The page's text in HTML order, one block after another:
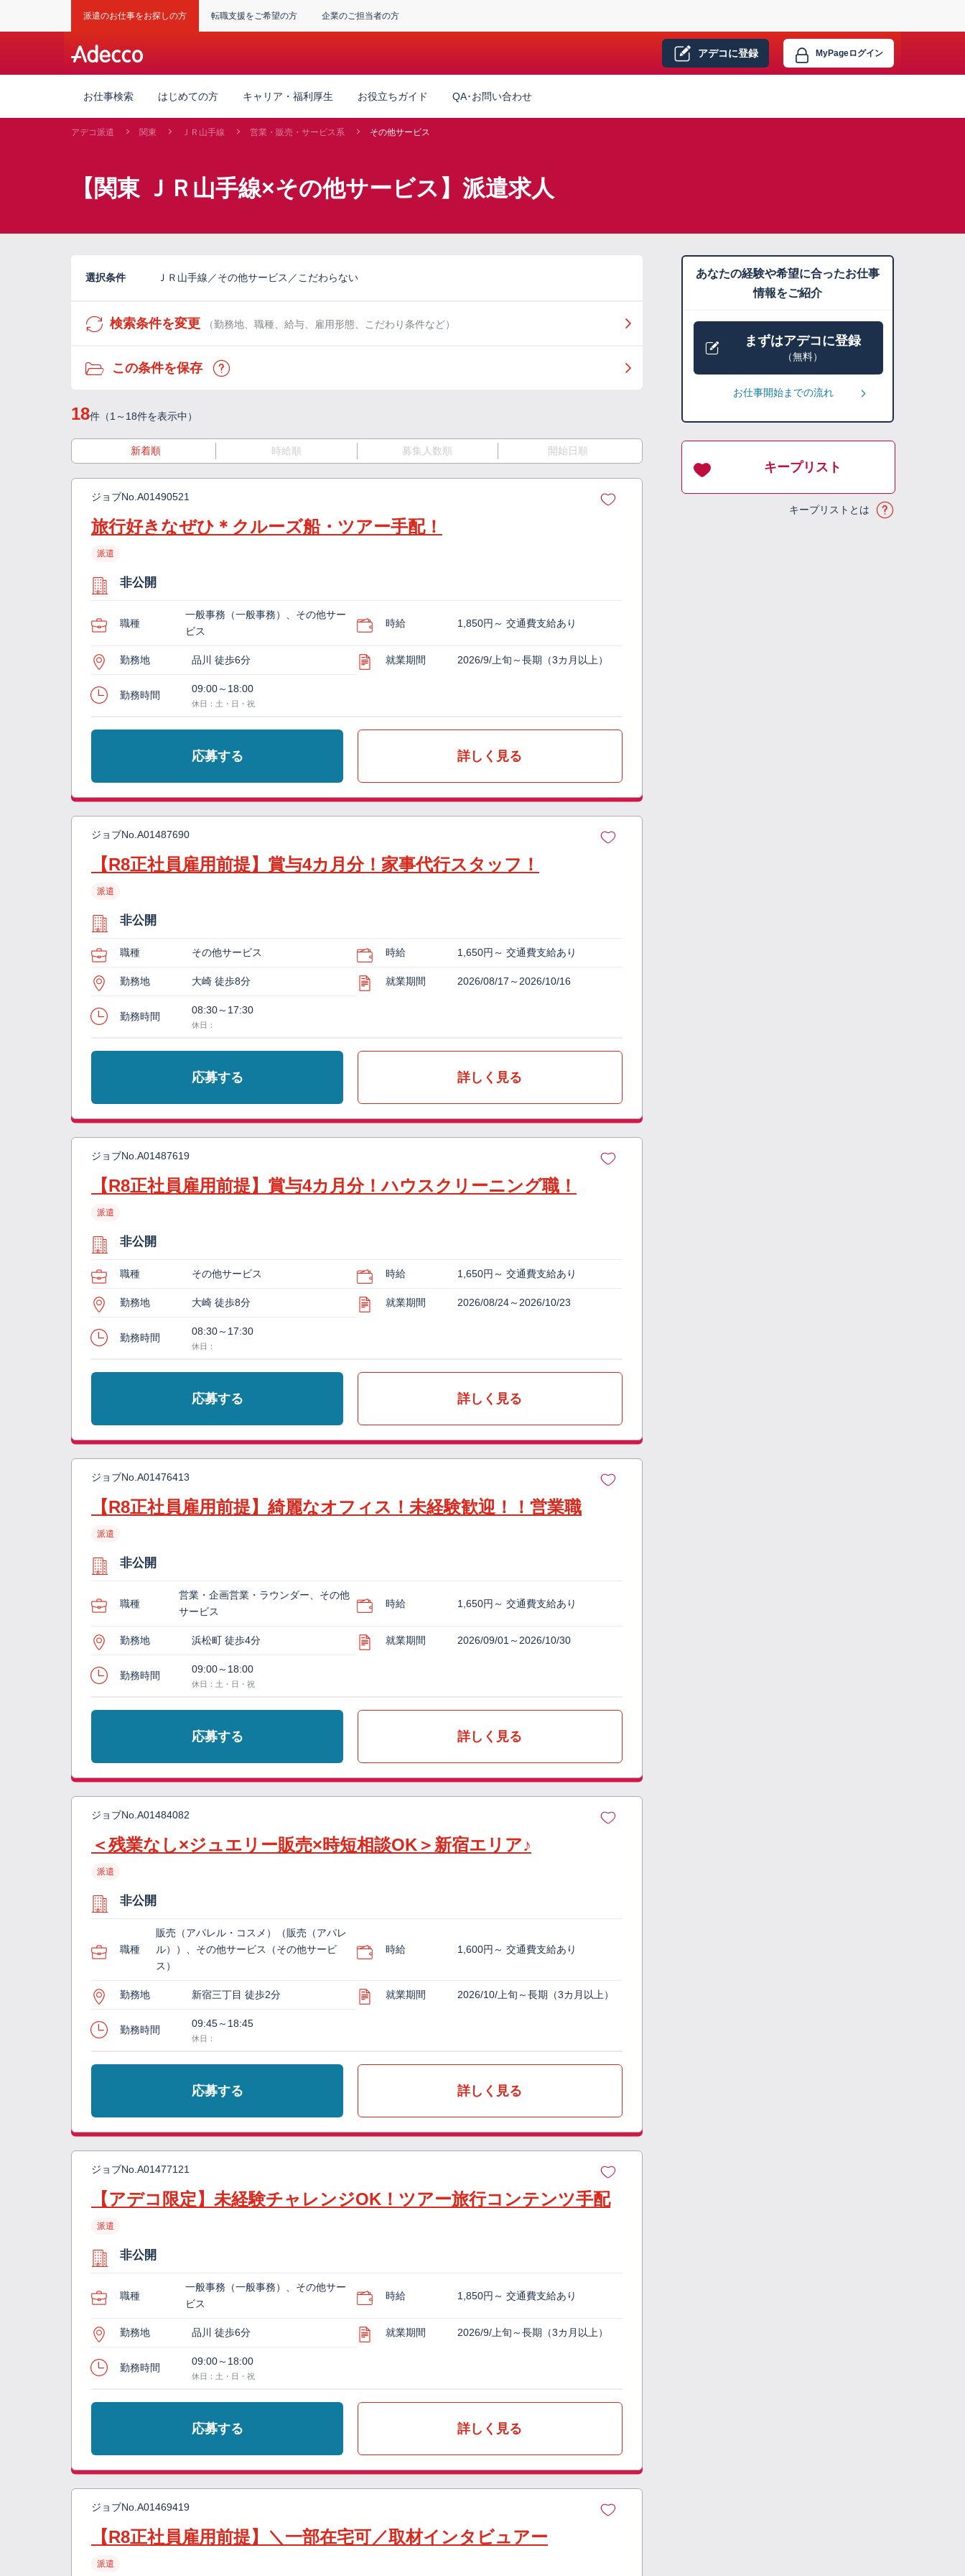
派遣のお仕事をお探しの方 転職支援をご希望の方 企業のご担当者の方
アデコに登録 MyPageログイン
お仕事検索 はじめての方 キャリア・福利厚生 お役立ちガイド QA･お問い合わせ
アデコ派遣 関東 ＪＲ山手線 営業・販売・サービス系 その他サービス
【関東 ＪＲ山手線×その他サービス】派遣求人
選択条件 ＪＲ山手線／その他サービス／こだわらない
検索条件を変更 （勤務地、職種、給与、雇用形態、こだわり条件など）
この条件を保存
18件（1～18件を表示中）
新着順 時給順 募集人数順 開始日順
ジョブNo. A01490521
旅行好きなぜひ＊クルーズ船・ツアー手配！
派遣
非公開
職種
一般事務（一般事務）、その他サー
ビス
時給 1,850円～ 交通費支給あり
勤務地 品川 徒歩6分 就業期間 2026/9/上旬～長期（3カ月以上）
勤務時間
09:00～18:00
休日：土・日・祝
応募する 詳しく見る
ジョブNo. A01487690
【R8正社員雇用前提】賞与4カ月分！家事代行スタッフ！
派遣
非公開
職種 その他サービス 時給 1,650円～ 交通費支給あり
勤務地 大崎 徒歩8分 就業期間 2026/08/17～2026/10/16
勤務時間
08:30～17:30
休日：
応募する 詳しく見る
ジョブNo. A01487619
【R8正社員雇用前提】賞与4カ月分！ハウスクリーニング職！
派遣
非公開
職種 その他サービス 時給 1,650円～ 交通費支給あり
勤務地 大崎 徒歩8分 就業期間 2026/08/24～2026/10/23
勤務時間
08:30～17:30
休日：
応募する 詳しく見る
ジョブNo. A01476413
【R8正社員雇用前提】綺麗なオフィス！未経験歓迎！！営業職
派遣
非公開
職種
営業・企画営業・ラウンダー、その他
サービス
時給 1,650円～ 交通費支給あり
勤務地 浜松町 徒歩4分 就業期間 2026/09/01～2026/10/30
勤務時間
09:00～18:00
休日：土・日・祝
応募する 詳しく見る
ジョブNo. A01484082
＜残業なし×ジュエリー販売×時短相談OK＞新宿エリア♪
派遣
非公開
職種
販売（アパレル・コスメ）（販売（アパレ
ル））、その他サービス（その他サービ
ス）
時給 1,600円～ 交通費支給あり
勤務地 新宿三丁目 徒歩2分 就業期間 2026/10/上旬～長期（3カ月以上）
勤務時間
09:45～18:45
休日：
応募する 詳しく見る
ジョブNo. A01477121
【アデコ限定】未経験チャレンジOK！ツアー旅行コンテンツ手配
派遣
非公開
職種
一般事務（一般事務）、その他サー
ビス
時給 1,850円～ 交通費支給あり
勤務地 品川 徒歩6分 就業期間 2026/9/上旬～長期（3カ月以上）
勤務時間
09:00～18:00
休日：土・日・祝
応募する 詳しく見る
ジョブNo. A01469419
【R8正社員雇用前提】＼一部在宅可／取材インタビュアー
派遣
あなたの経験や希望に合ったお仕事
情報をご紹介
まずはアデコに登録
（無料）
お仕事開始までの流れ
キープリスト
キープリストとは